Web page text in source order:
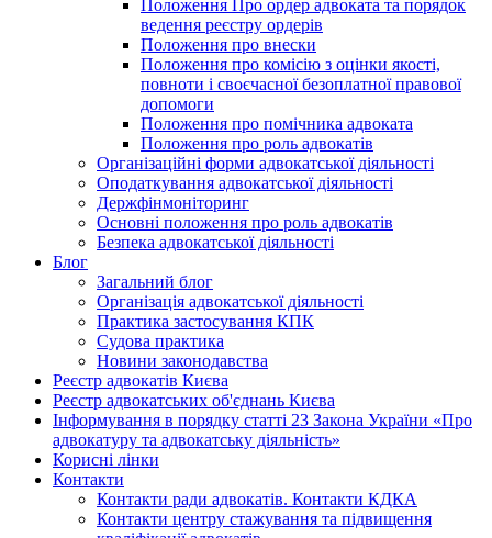
Положення Про ордер адвоката та порядок
ведення реєстру ордерів
Положення про внески
Положення про комісію з оцінки якості,
повноти і своєчасної безоплатної правової
допомоги
Положення про помічника адвоката
Положення про роль адвокатів
Організаційні форми адвокатської діяльності
Оподаткування адвокатської діяльності
Держфінмоніторинг
Основні положення про роль адвокатів
Безпека адвокатської діяльності
Блог
Загальний блог
Організація адвокатської діяльності
Практика застосування КПК
Судова практика
Новини законодавства
Реєстр адвокатів Києва
Реєстр адвокатських об'єднань Києва
Інформування в порядку статті 23 Закона України «Про
адвокатуру та адвокатську діяльність»
Корисні лінки
Контакти
Контакти ради адвокатів. Контакти КДКА
Контакти центру стажування та підвищення